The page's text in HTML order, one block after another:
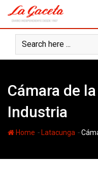
content
Cámara de
Industria
Home - Latacunga -